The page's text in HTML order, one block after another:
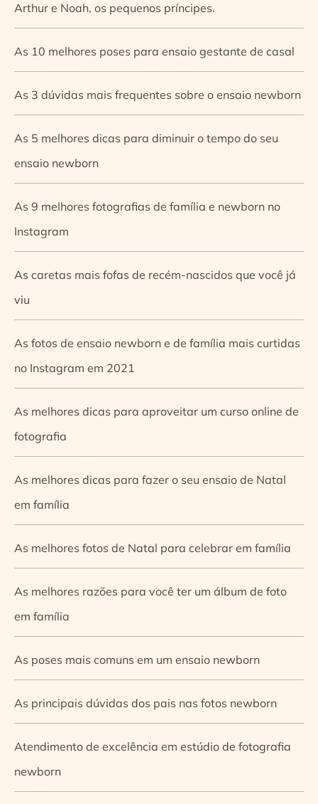
Arthur e Noah, os pequenos príncipes.
As 10 melhores poses para ensaio gestante de casal
As 3 dúvidas mais frequentes sobre o ensaio newborn
As 5 melhores dicas para diminuir o tempo do seu
ensaio newborn
As 9 melhores fotografias de família e newborn no
Instagram
As caretas mais fofas de recém-nascidos que você já
viu
As fotos de ensaio newborn e de família mais curtidas
no Instagram em 2021
As melhores dicas para aproveitar um curso online de
fotografia
As melhores dicas para fazer o seu ensaio de Natal
em família
As melhores fotos de Natal para celebrar em família
As melhores razões para você ter um álbum de foto
em família
As poses mais comuns em um ensaio newborn
As principais dúvidas dos pais nas fotos newborn
Atendimento de excelência em estúdio de fotografia
newborn